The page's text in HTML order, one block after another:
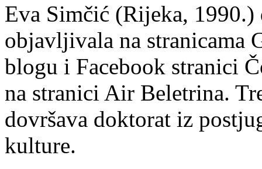
Eva Simčić (Rijeka, 1990.)
objavljivala na stranicama
blogu i Facebook stranici
na stranici Air Beletrina.
dovršava doktorat iz
kulture.